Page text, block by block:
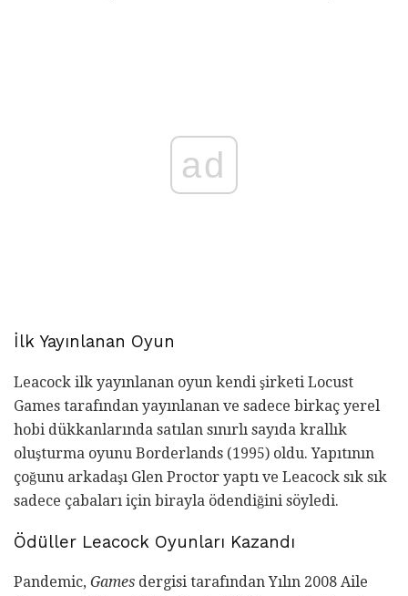
ad
İlk Yayınlanan Oyun
Leacock ilk yayınlanan oyun kendi şirketi Locust
Games tarafından yayınlanan ve sadece birkaç yerel
hobi dükkanlarında satılan sınırlı sayıda krallık
oluşturma oyunu Borderlands (1995) oldu. Yapıtının
çoğunu arkadaşı Glen Proctor yaptı ve Leacock sık sık
sadece çabaları için birayla ödendiğini söyledi.
Ödüller Leacock Oyunları Kazandı
Pandemic, Games dergisi tarafından Yılın 2008 Aile